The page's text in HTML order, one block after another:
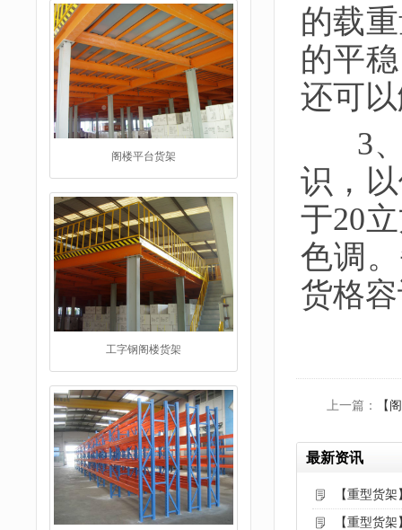
阁楼平台货架
工字钢阁楼货架
的载
的平
还可
3、
识，
于20
色调
货格
上一篇： 【
最新资讯
【重型货
【重型货